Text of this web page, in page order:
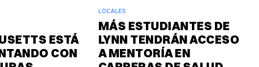
ESTÁ
CON
LOCALES
MÁS ESTUDIANTES DE
LYNN TENDRÁN ACCESO
A MENTORÍA EN